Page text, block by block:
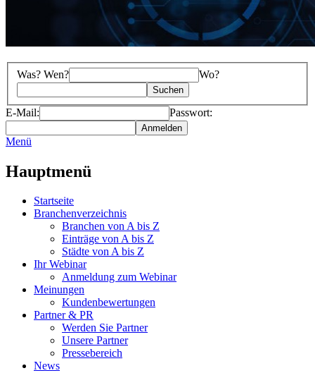
Was? Wen? Wo?
E-Mail: Passwort:
Menü
Hauptmenü
Startseite
Branchenverzeichnis
Branchen von A bis Z
Einträge von A bis Z
Städte von A bis Z
Ihr Webinar
Anmeldung zum Webinar
Meinungen
Kundenbewertungen
Partner & PR
Werden Sie Partner
Unsere Partner
Pressebereich
News